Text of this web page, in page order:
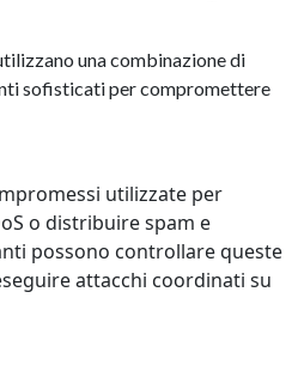
una combinazione di
sofisticati per compromettere
utilizzate per
o distribuire spam e
possono controllare queste
attacchi coordinati su